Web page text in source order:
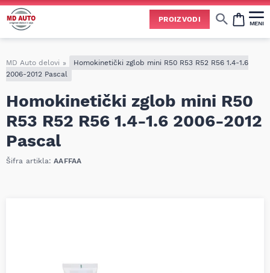
PROIZVODI MENI
MD Auto delovi »
Homokinetički zglob mini R50 R53 R52 R56 1.4-1.6
2006-2012 Pascal
Homokinetički zglob mini R50
R53 R52 R56 1.4-1.6 2006-2012
Pascal
Šifra artikla:AAFFAA